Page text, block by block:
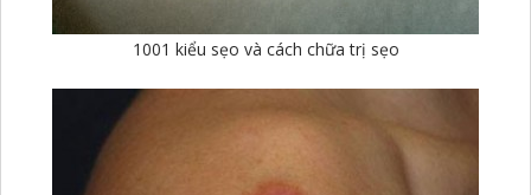
1001 kiểu sẹo và cách chữa trị sẹo